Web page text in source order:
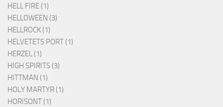
HELL FIRE (1)
HELLOWEEN (3)
HELLROCK (1)
HELVETETS PORT (1)
HERZEL (1)
HIGH SPIRITS (3)
HITTMAN (1)
HOLY MARTYR (1)
HORISONT (1)